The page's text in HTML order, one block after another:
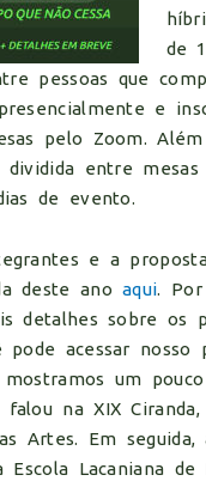
de
pessoas que
e
pelo Zoom.
dividida entre
de evento.
e a
deste anoaqui.
detalhes sobre os
pode acessar nosso
mostramos um
na XIX
Artes. Em
Lacaniana de